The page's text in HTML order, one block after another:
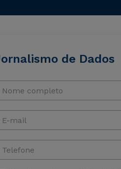
de Dados
Nome completo
E-mail
Telefone